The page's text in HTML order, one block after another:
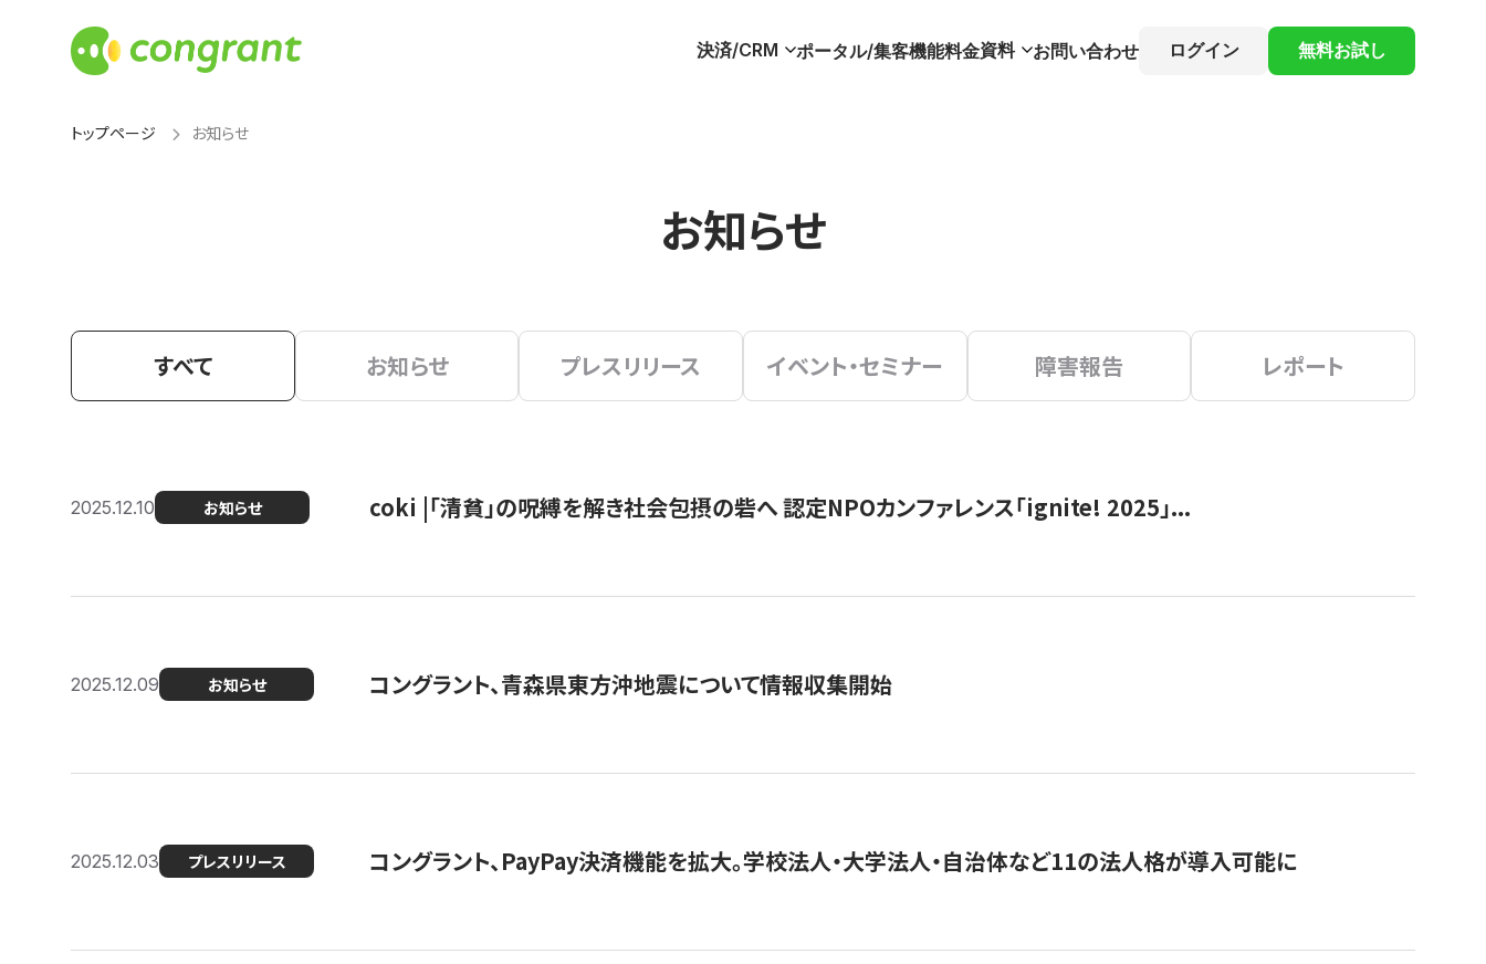
決済/CRM ポータル/集客機能料金資料 お問い合わせ ログイン 無料お試し
トップページ お知らせ
お知らせ
すべて お知らせ プレスリリース イベント・セミナー 障害報告 レポート
2025.12.10 お知らせ coki |「清貧」の呪縛を解き社会包摂の砦へ 認定NPOカンファレンス「ignite! 2025」...
2025.12.09 お知らせ コングラント、青森県東方沖地震について情報収集開始
2025.12.03 プレスリリース コングラント、PayPay決済機能を拡大。学校法人・大学法人・自治体など11の法人格が導入可能に